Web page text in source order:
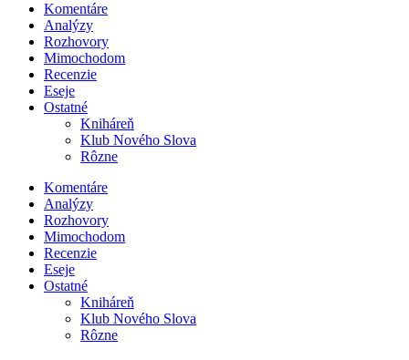
Komentáre
Analýzy
Rozhovory
Mimochodom
Recenzie
Eseje
Ostatné
Kniháreň
Klub Nového Slova
Rôzne
Komentáre
Analýzy
Rozhovory
Mimochodom
Recenzie
Eseje
Ostatné
Kniháreň
Klub Nového Slova
Rôzne